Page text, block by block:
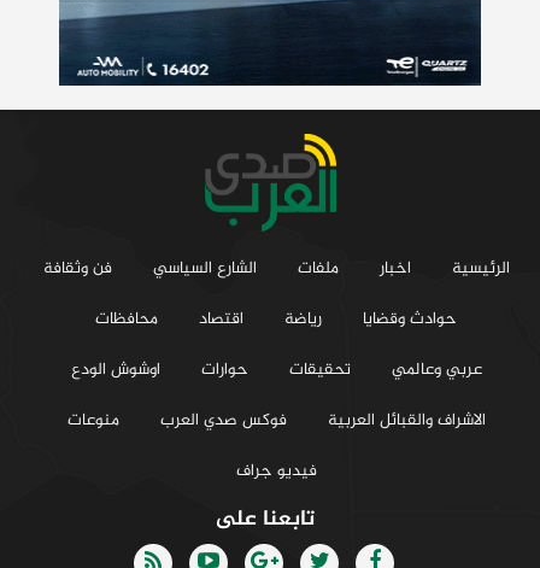
الرئيسية اخبار ملفات الشارع السياسي
فن وثقافة
حوادث وقضايا
رياضة اقتصاد
محافظات
عربي وعالمي
تحقيقات حوارات
اوشوش الودع
الاشراف والقبائل العربية
فوكس صدي العرب
منوعات
فيديو جراف
تابعنا على